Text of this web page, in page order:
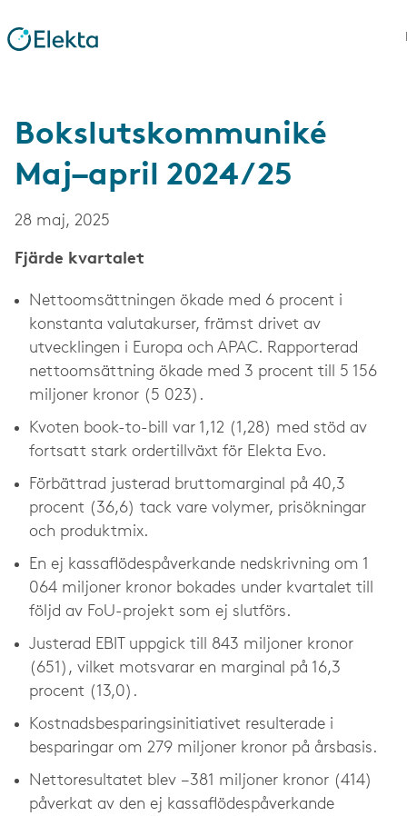
Bokslutskommuniké
Maj–april 2024/25
28 maj, 2025
Fjärde kvartalet
Nettoomsättningen ökade med 6 procent i
konstanta valutakurser, främst drivet av
utvecklingen i Europa och APAC. Rapporterad
nettoomsättning ökade med 3 procent till 5 156
miljoner kronor (5 023).
Kvoten book-to-bill var 1,12 (1,28) med stöd av
fortsatt stark ordertillväxt för Elekta Evo.
Förbättrad justerad bruttomarginal på 40,3
procent (36,6) tack vare volymer, prisökningar
och produktmix.
En ej kassaflödespåverkande nedskrivning om 1
064 miljoner kronor bokades under kvartalet till
följd av FoU-projekt som ej slutförs.
Justerad EBIT uppgick till 843 miljoner kronor
(651), vilket motsvarar en marginal på 16,3
procent (13,0).
Kostnadsbesparingsinitiativet resulterade i
besparingar om 279 miljoner kronor på årsbasis.
Nettoresultatet blev −381 miljoner kronor (414)
påverkat av den ej kassaflödespåverkande